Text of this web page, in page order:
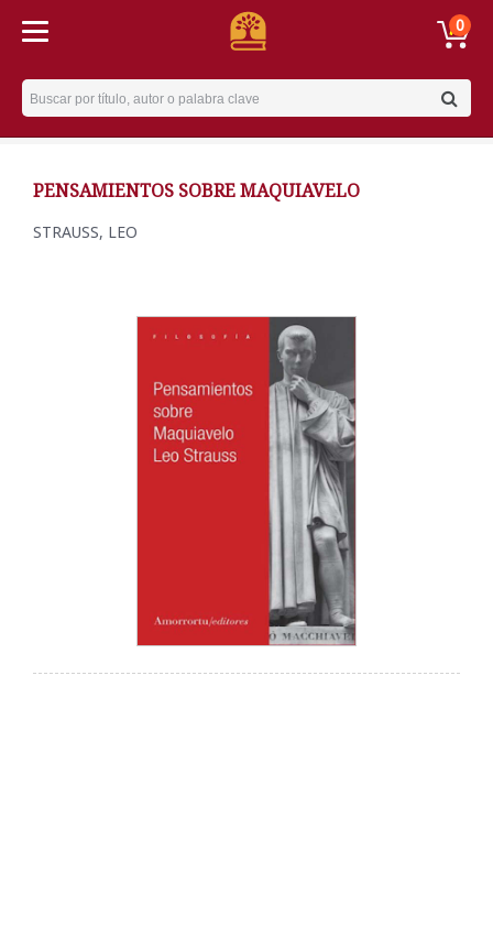
0
Username
PENSAMIENTOS SOBRE MAQUIAVELO
STRAUSS, LEO